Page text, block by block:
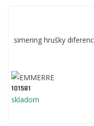
simering hrušky
101581
skladom